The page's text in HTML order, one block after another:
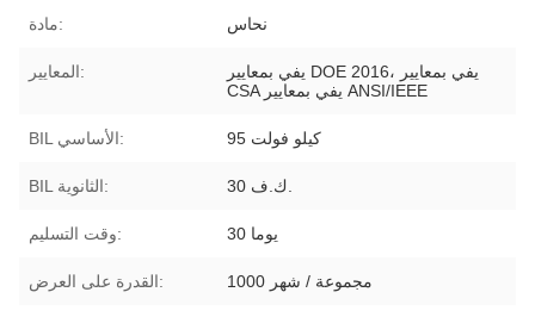
مادة: نحاس
المعايير:
يفي بمعايير DOE 2016، يفي بمعايير
CSA يفي بمعايير ANSI/IEEE
BIL الأساسي: 95 كيلو فولت
BIL الثانوية:
وقت التسليم: 30 يوما
القدرة على العرض: 1000 مجموعة / شهر